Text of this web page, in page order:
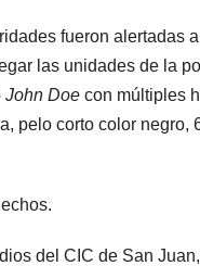
fueron alertadas
las unidades de la
John Doe con múltiples
pelo corto color negro,
del CIC de San